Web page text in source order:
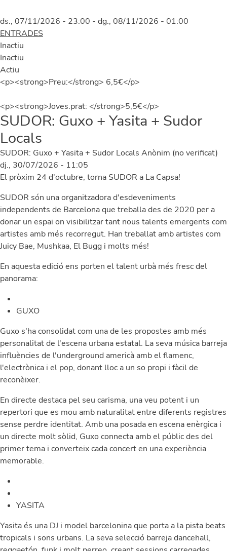
ds., 07/11/2026 - 23:00 - dg., 08/11/2026 - 01:00
ENTRADES
Inactiu
Inactiu
Actiu
<p><strong>Preu:</strong> 6,5€</p>
<p><strong>Joves.prat: </strong>5,5€</p>
SUDOR: Guxo + Yasita + Sudor
Locals
SUDOR: Guxo + Yasita + Sudor Locals Anònim (no verificat)
dj., 30/07/2026 - 11:05
El pròxim 24 d'octubre, torna SUDOR a La Capsa!
SUDOR són una organitzadora d'esdeveniments
independents de Barcelona que treballa des de 2020 per a
donar un espai on visibilitzar tant nous talents emergents com
artistes amb més recorregut. Han treballat amb artistes com
Juicy Bae, Mushkaa, El Bugg i molts més!
En aquesta edició ens porten el talent urbà més fresc del
panorama:
GUXO
Guxo s'ha consolidat com una de les propostes amb més
personalitat de l'escena urbana estatal. La seva música barreja
influències de l'underground americà amb el flamenc,
l'electrònica i el pop, donant lloc a un so propi i fàcil de
reconèixer.
En directe destaca pel seu carisma, una veu potent i un
repertori que es mou amb naturalitat entre diferents registres
sense perdre identitat. Amb una posada en escena enèrgica i
un directe molt sòlid, Guxo connecta amb el públic des del
primer tema i converteix cada concert en una experiència
memorable.
YASITA
Yasita és una DJ i model barcelonina que porta a la pista beats
tropicals i sons urbans. La seva selecció barreja dancehall,